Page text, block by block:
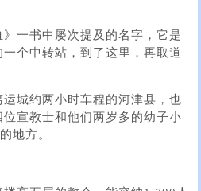
一书中屡次提及的名字，它是
个中转站，到了这里，再取道
城约两小时车程的河津县，也
宣教士和他们两岁多的幼子小
地方。